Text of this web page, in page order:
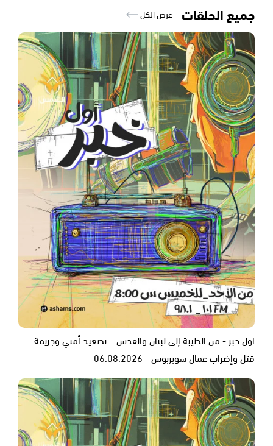
جميع الحلقات عرض الكل
اول خبر - من الطيبة إلى لبنان والقدس... تصعيد أمني وجريمة
قتل وإضراب عمال سوبربوس - 06.08.2026